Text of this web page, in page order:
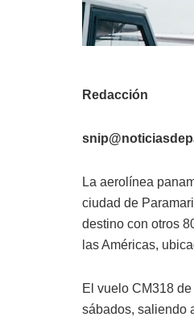
Redacción
La aerolínea
ciudad de
destino con otros
las Américas,
El vuelo CM318
sábados, saliendo